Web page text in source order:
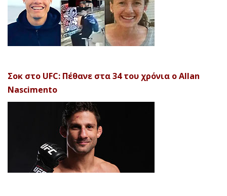
Σοκ στο UFC: Πέθανε στα 34 του χρόνια ο Allan
Nascimento